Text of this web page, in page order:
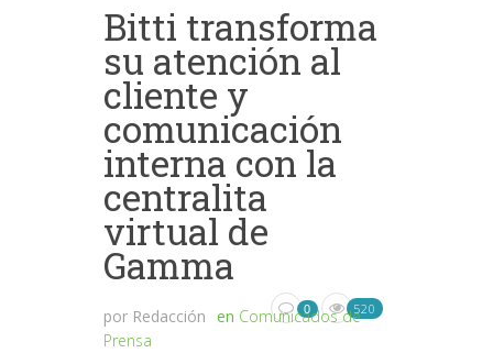
Bitti transforma
su atención al
cliente y
comunicación
interna con la
centralita
virtual de
Gamma
por Redacción en Comunicados de
Prensa
0 520